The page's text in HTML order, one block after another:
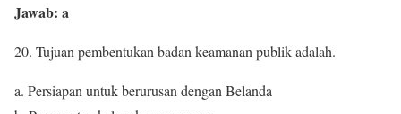
Jawab: a
20. Tujuan pembentukan badan keamanan publik adalah.
a. Persiapan untuk berurusan dengan Belanda